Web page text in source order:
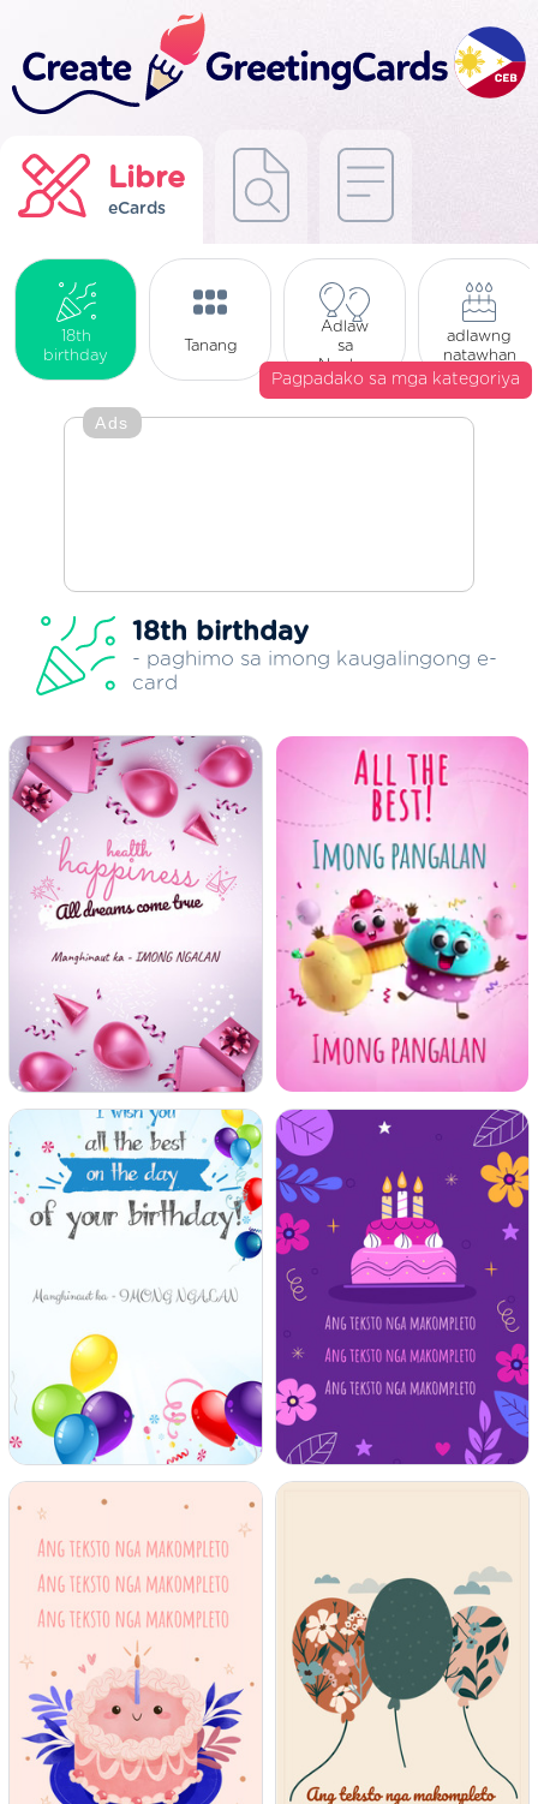
Libre
eCards
18th
birthday
Tanang
Adlaw
sa
Ngalan
adlawng
natawhan
Pagpadako sa mga kategoriya
Ads
18th birthday
- paghimo sa imong kaugalingong e-
card